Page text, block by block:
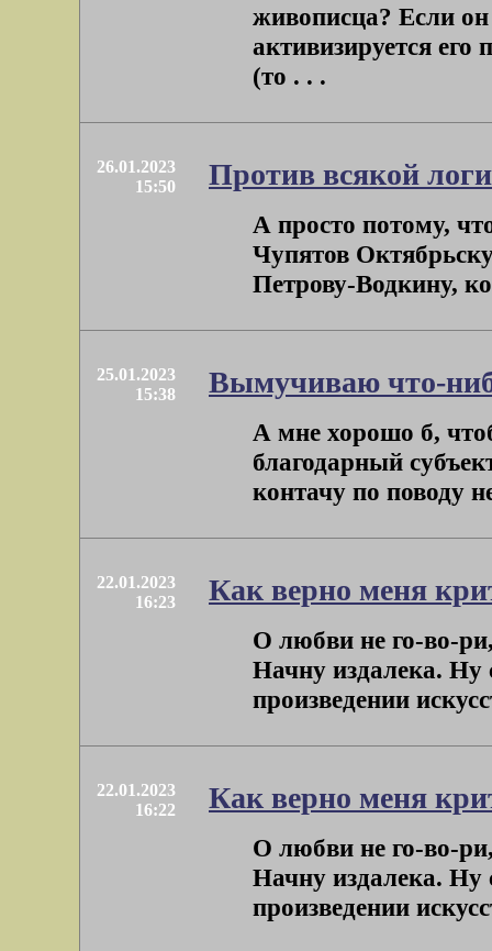
живописца? Если он
активизируется его
(то . . .
26.01.2023
15:50
Против всякой
А просто потому,
Чупятов
Петрову-Водкину,
25.01.2023
15:38
Вымучиваю что-
А мне хорошо б,
благодарный
контачу по поводу
22.01.2023
16:23
Как верно меня
О любви не го-во-
Начну издалека. Ну
произведении
22.01.2023
16:22
Как верно меня
О любви не го-во-
Начну издалека. Ну
произведении